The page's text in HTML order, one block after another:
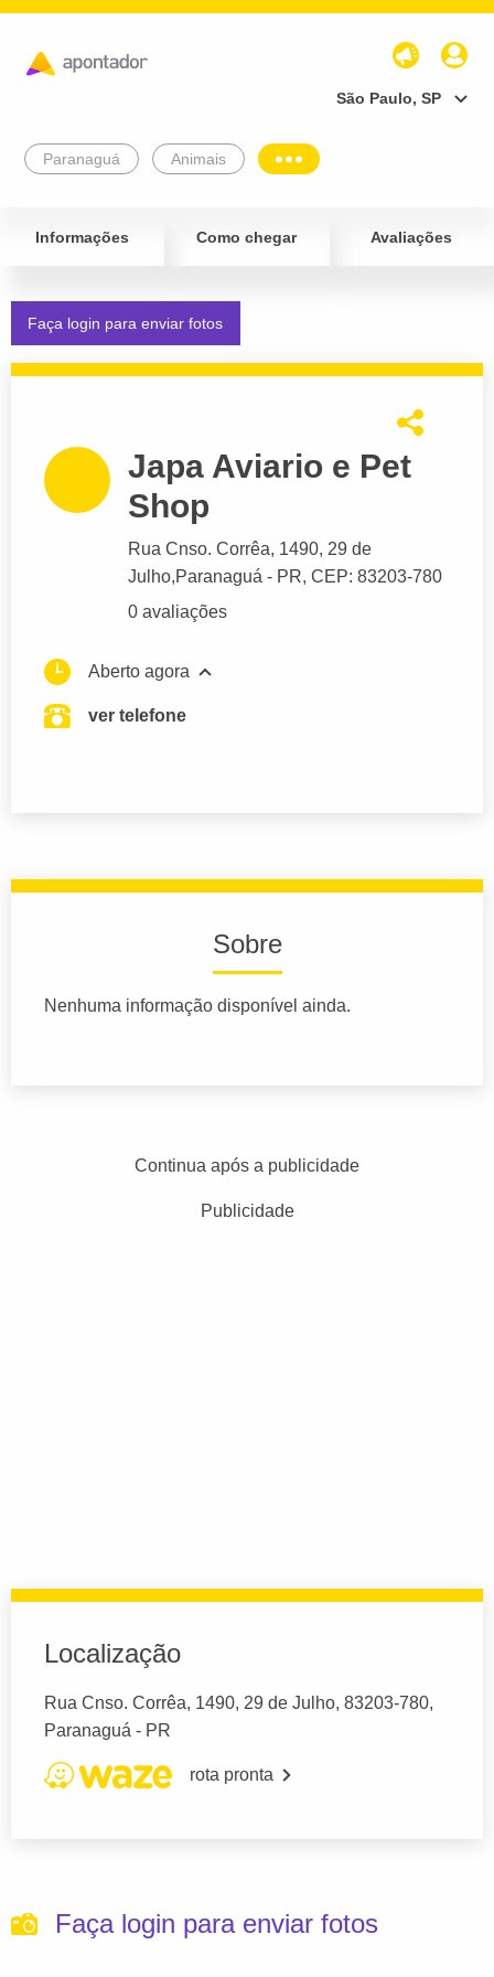
São Paulo, SP
Paranaguá Animais
Informações Como chegar Avaliações
Faça login para enviar fotos
Japa Aviario e Pet
Shop
Rua Cnso. Corrêa, 1490, 29 de
Julho,Paranaguá - PR, CEP: 83203-780
0 avaliações
Aberto agora
ver telefone
Sobre
Nenhuma informação disponível ainda.
Continua após a publicidade
Publicidade
Localização
Rua Cnso. Corrêa, 1490, 29 de Julho, 83203-780,
Paranaguá - PR
rota pronta
Faça login para enviar fotos